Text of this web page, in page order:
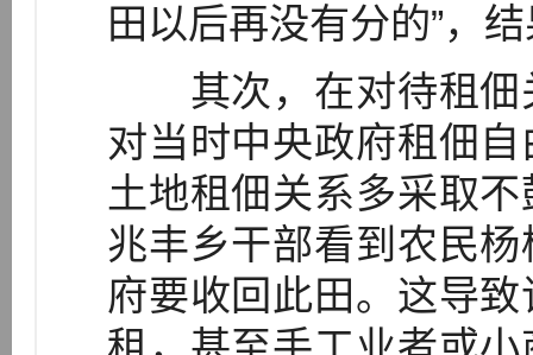
田以后再没有分的”，
其次，在对待租佃
对当时中央政府租佃
土地租佃关系多采取
兆丰乡干部看到农民
府要收回此田。这导